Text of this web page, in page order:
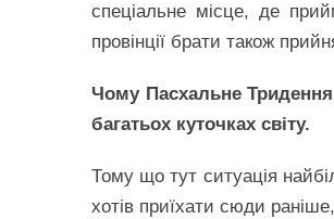
спеціальне місце, де
провінції брати також
Чому Пасхальне
багатьох куточках світу.
Тому що тут ситуація
хотів приїхати сюди